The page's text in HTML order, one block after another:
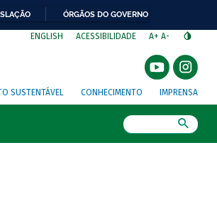
ÓRGÃOS DO GOVERNO
ENGLISH ACESSIBILIDADE A+ A-
SUSTENTÁVEL CONHECIMENTO IMPRENSA